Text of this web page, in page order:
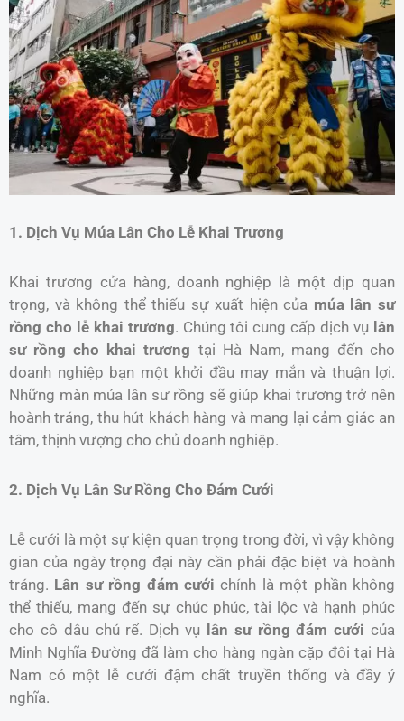
1. Dịch Vụ Múa Lân Cho Lễ Khai Trương
Khai trương cửa hàng, doanh nghiệp là một dịp quan
trọng, và không thể thiếu sự xuất hiện của múa lân sư
rồng cho lễ khai trương. Chúng tôi cung cấp dịch vụ lân
sư rồng cho khai trương tại Hà Nam, mang đến cho
doanh nghiệp bạn một khởi đầu may mắn và thuận lợi.
Những màn múa lân sư rồng sẽ giúp khai trương trở nên
hoành tráng, thu hút khách hàng và mang lại cảm giác an
tâm, thịnh vượng cho chủ doanh nghiệp.
2. Dịch Vụ Lân Sư Rồng Cho Đám Cưới
Lễ cưới là một sự kiện quan trọng trong đời, vì vậy không
gian của ngày trọng đại này cần phải đặc biệt và hoành
tráng. Lân sư rồng đám cưới chính là một phần không
thể thiếu, mang đến sự chúc phúc, tài lộc và hạnh phúc
cho cô dâu chú rể. Dịch vụ lân sư rồng đám cưới của
Minh Nghĩa Đường đã làm cho hàng ngàn cặp đôi tại Hà
Nam có một lễ cưới đậm chất truyền thống và đầy ý
nghĩa.